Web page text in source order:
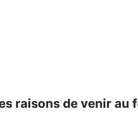
raisons de venir au